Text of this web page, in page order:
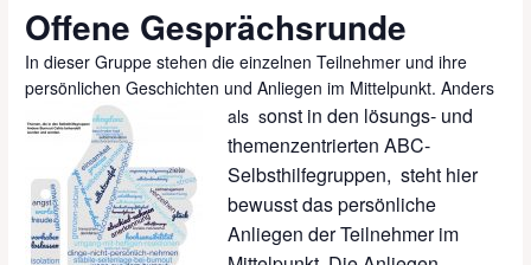
Offene Gesprächsrunde
In dieser Gruppe stehen die einzelnen Teilnehmer und ihre
persönlichen Geschichten und Anliegen im Mittelpunkt. Anders
als sonst in den lösungs- und
themenzentrierten ABC-
Selbsthilfegruppen, steht hier
bewusst das persönliche
Anliegen der Teilnehmer im